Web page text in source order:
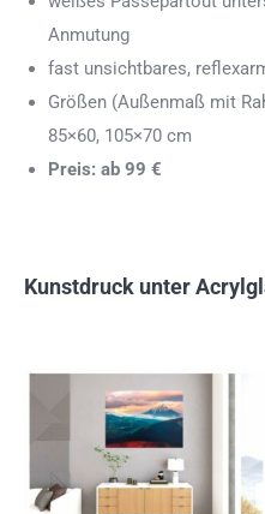
Anmutung
fast unsichtbares,
Größen (Außenmaß mit
85×60, 105×70 cm
Preis: ab 99 €
Kunstdruck unter